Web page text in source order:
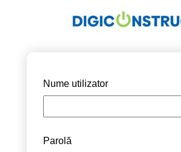
Nume utilizator
Parolă